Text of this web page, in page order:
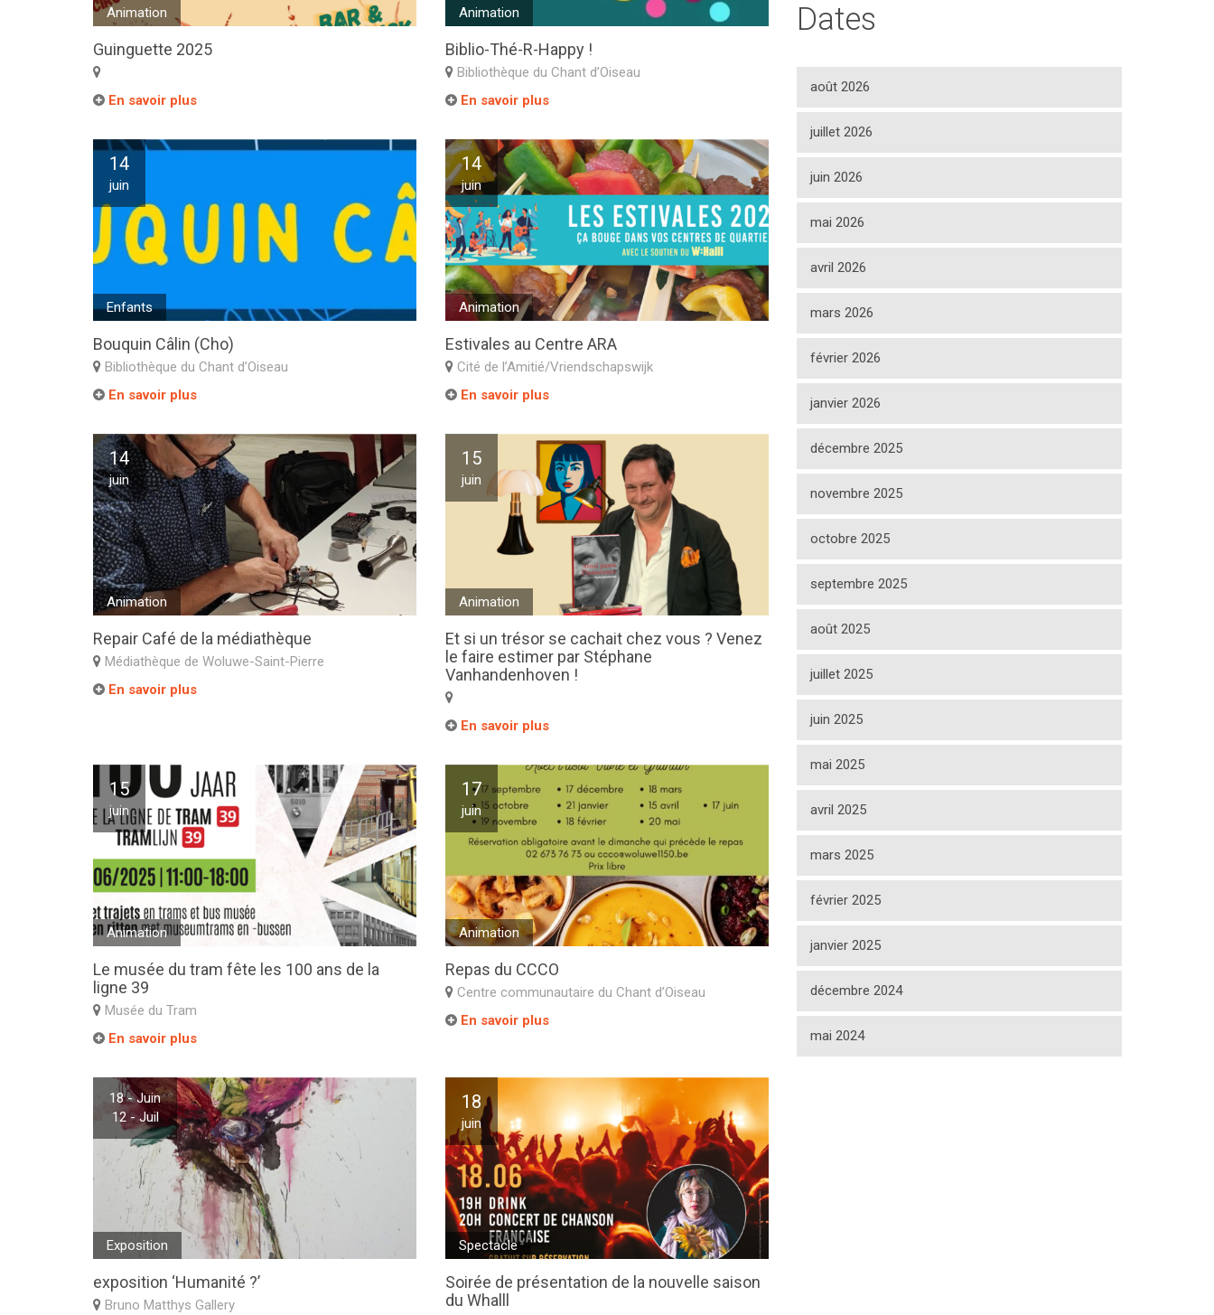
Animation
Guinguette 2025
En savoir plus
Animation
Biblio-Thé-R-Happy !
Bibliothèque du Chant d’Oiseau
En savoir plus
14
juin
Enfants
Bouquin Câlin (Cho)
Bibliothèque du Chant d’Oiseau
En savoir plus
14
juin
Animation
Estivales au Centre ARA
Cité de l’Amitié/Vriendschapswijk
En savoir plus
14
juin
Animation
Repair Café de la médiathèque
Médiathèque de Woluwe-Saint-Pierre
En savoir plus
15
juin
Animation
Et si un trésor se cachait chez vous ? Venez
le faire estimer par Stéphane
Vanhandenhoven !
En savoir plus
15
juin
Animation
Le musée du tram fête les 100 ans de la
ligne 39
Musée du Tram
En savoir plus
17
juin
Animation
Repas du CCCO
Centre communautaire du Chant d’Oiseau
En savoir plus
18 - Juin
12 - Juil
Exposition
exposition ‘Humanité ?’
Bruno Matthys Gallery
18
juin
Spectacle
Soirée de présentation de la nouvelle saison
du Whalll
Dates
août 2026
juillet 2026
juin 2026
mai 2026
avril 2026
mars 2026
février 2026
janvier 2026
décembre 2025
novembre 2025
octobre 2025
septembre 2025
août 2025
juillet 2025
juin 2025
mai 2025
avril 2025
mars 2025
février 2025
janvier 2025
décembre 2024
mai 2024